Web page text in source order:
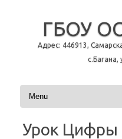
ГБОУ
Адрес: 446913,
с.Багана,
Перейти к содержимому
Урок Цифры